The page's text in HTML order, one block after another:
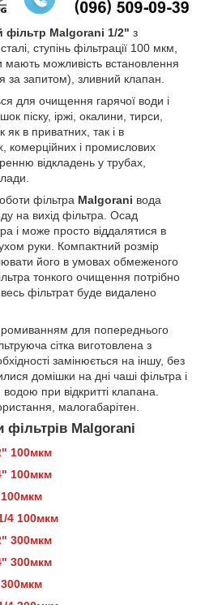
фільтр Malgorani 1/2" з
ступінь фільтрації 100 мкм,
мають можливість встановлення
за запитом), зливний клапан.
для очищення гарячої води і
піску, іржі, окалини, тирси,
як в приватних, так і в
комерційних і промислових
відкладень у трубах,
фільтра Malgorani вода
на вихід фільтра. Осад
і може просто віддалятися в
руки. Компактний розмір
його в умовах обмеженого
тонкого очищення потрібно
фільтрат буде видалено
для попереднього
сітка виготовлена з
замінюється на іншу, без
домішки на дні чаші фільтра і
при відкритті клапана.
малогабарітен.
фільтрів Malgorani
100мкм
100мкм
100мкм
4 100мкм
300мкм
300мкм
300мкм